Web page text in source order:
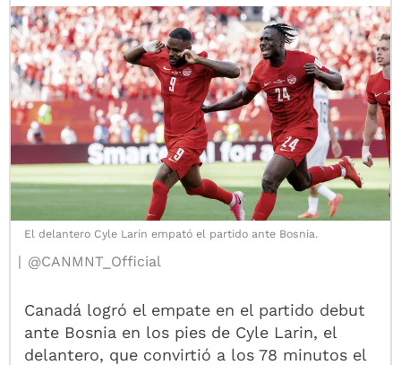
El delantero Cyle Larin empató el partido ante Bosnia.
@CANMNT_Official
Canadá logró el empate en el partido debut
ante Bosnia en los pies de Cyle Larin, el
delantero, que convirtió a los 78 minutos el